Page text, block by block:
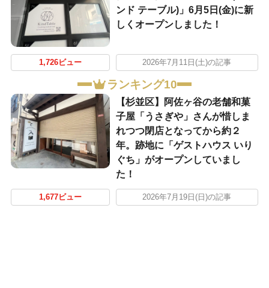
ンド テーブル)」6月5日(金)に新
しくオープンしました！
1,726ビュー 2026年7月11日(土)の記事
ランキング10
【杉並区】阿佐ヶ谷の老舗和菓
子屋「うさぎや」さんが惜しま
れつつ閉店となってから約２
年。跡地に「ゲストハウス いり
ぐち」がオープンしていまし
た！
1,677ビュー 2026年7月19日(日)の記事